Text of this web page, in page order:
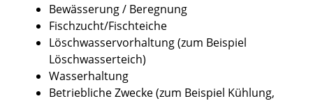
Bewässerung / Beregnung
Fischzucht/Fischteiche
Löschwasservorhaltung (zum Beispiel
Löschwasserteich)
Wasserhaltung
Betriebliche Zwecke (zum Beispiel Kühlung,